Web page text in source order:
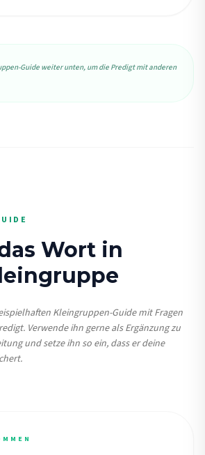
Guide weiter unten, um die Predigt mit anderen
Wort in
Kleingruppen-Guide mit Fragen
Verwende ihn gerne als Ergänzung zu
und setze ihn so ein, dass er deine